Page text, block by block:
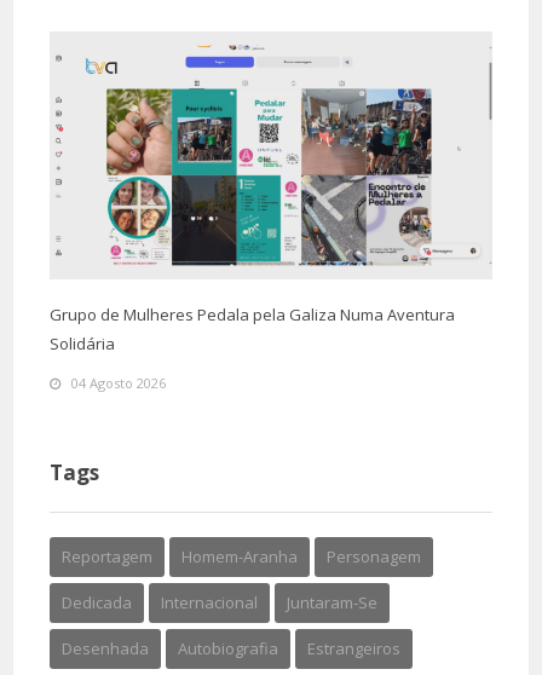
Grupo de Mulheres Pedala pela Galiza Numa Aventura
Solidária
04 Agosto 2026
Tags
Reportagem Homem-Aranha Personagem
Dedicada Internacional Juntaram-Se
Desenhada Autobiografia Estrangeiros